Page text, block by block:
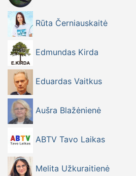
Rūta Černiauskaitė
Edmundas Kirda
Eduardas Vaitkus
Aušra Blažėnienė
ABTV Tavo Laikas
Melita Užkuraitienė